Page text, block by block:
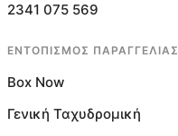
2341 075 569
ΕΝΤΟΠΙΣΜΟΣ ΠΑΡΑΓΓΕΛΙΑΣ
Box Now
Γενική Ταχυδρομική